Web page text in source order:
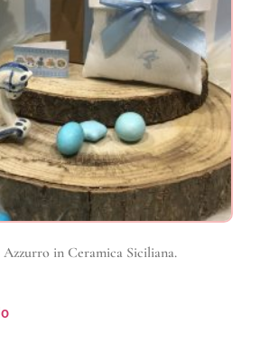
in Ceramica Siciliana.